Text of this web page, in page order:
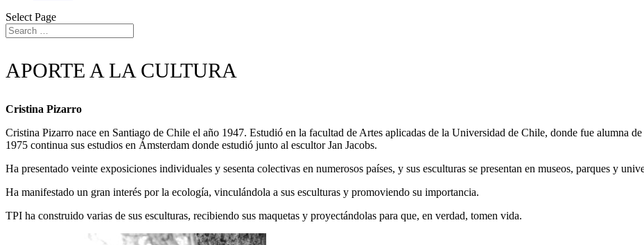
Select Page
APORTE A LA CULTURA
Cristina Pizarro
Cristina Pizarro nace en Santiago de Chile el año 1947. Estudió en la facultad de Artes aplicadas de la Universidad de Chile, donde fue alumna
1975 continua sus estudios en Ámsterdam donde estudió junto al escultor Jan Jacobs.
Ha presentado veinte exposiciones individuales y sesenta colectivas en numerosos países, y sus esculturas se presentan en museos, parques y
Ha manifestado un gran interés por la ecología, vinculándola a sus esculturas y promoviendo su importancia.
TPI ha construido varias de sus esculturas, recibiendo sus maquetas y proyectándolas para que, en verdad, tomen vida.